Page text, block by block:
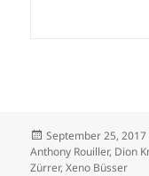
Veröffentlicht
am
September 25, 2017
Anthony Rouiller, Dion
Zürrer,Xeno Büsser